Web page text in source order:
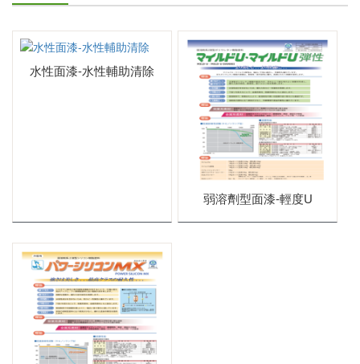
地板
外壁
內壁
山形瓦
石板瓦
水性面漆-水性輔助清除
弱溶劑型面漆-輕度U